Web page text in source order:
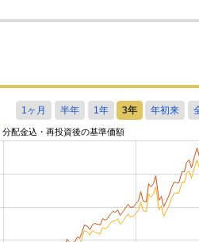
分配金込・再投資後の基準価額